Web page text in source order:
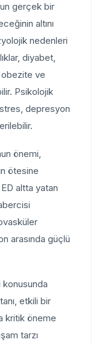
gerçek bir
altını
nedenleri
diyabet,
ve
Psikolojik
depresyon
önemi,
ötesine
altta yatan
arasında güçlü
etkili bir
kritik öneme
tarzı